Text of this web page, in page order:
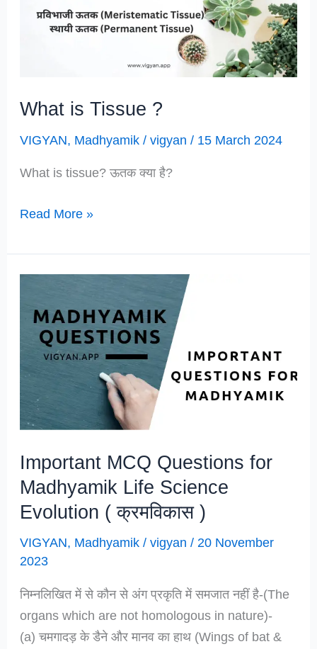
and
Movement
What is Tissue ?
VIGYAN, Madhyamik /vigyan/ 15 March 2024
What is tissue? ऊतक क्या है?
What
Tissue
?
Read More »
Important MCQ Questions for
Madhyamik Life Science
Evolution ( क्रमविकास )
VIGYAN, Madhyamik /vigyan/20 November
2023
निम्नलिखित में से कौन से अंग प्रकृति में समजात नहीं है-(The
organs which are not homologous in nature)-
(a) चमगादड़ के डैने और मानव का हाथ (Wings of bat &